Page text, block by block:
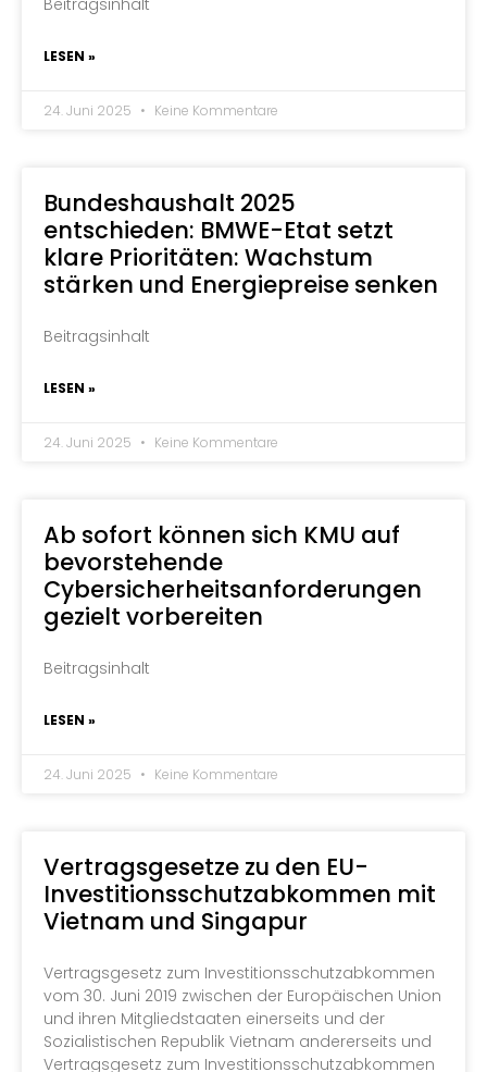
LESEN »
24. Juni 2025 Keine Kommentare
Bundeshaushalt 2025
entschieden: BMWE-Etat setzt
klare Prioritäten: Wachstum
stärken und Energiepreise senken
Beitragsinhalt
LESEN »
24. Juni 2025 Keine Kommentare
Ab sofort können sich KMU auf
bevorstehende
Cybersicherheitsanforderungen
gezielt vorbereiten
Beitragsinhalt
LESEN »
24. Juni 2025 Keine Kommentare
Vertragsgesetze zu den EU-
Investitionsschutzabkommen mit
Vietnam und Singapur
Vertragsgesetz zum Investitionsschutzabkommen
vom 30. Juni 2019 zwischen der Europäischen Union
und ihren Mitgliedstaaten einerseits und der
Sozialistischen Republik Vietnam andererseits und
Vertragsgesetz zum Investitionsschutzabkommen